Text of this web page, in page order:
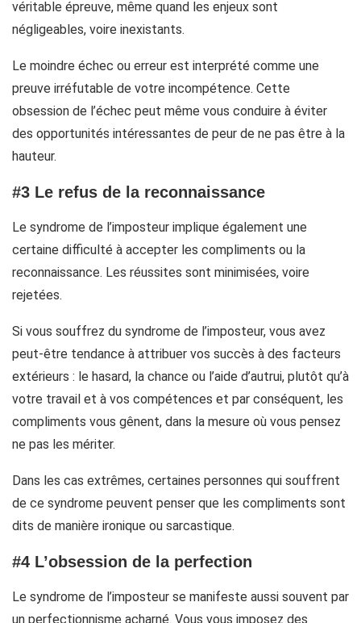
véritable épreuve, même quand les enjeux sont
négligeables, voire inexistants.
Le moindre échec ou erreur est interprété comme une
preuve irréfutable de votre incompétence. Cette
obsession de l’échec peut même vous conduire à éviter
des opportunités intéressantes de peur de ne pas être à la
hauteur.
#3 Le refus de la reconnaissance
Le syndrome de l’imposteur implique également une
certaine difficulté à accepter les compliments ou la
reconnaissance. Les réussites sont minimisées, voire
rejetées.
Si vous souffrez du syndrome de l’imposteur, vous avez
peut-être tendance à attribuer vos succès à des facteurs
extérieurs : le hasard, la chance ou l’aide d’autrui, plutôt qu’à
votre travail et à vos compétences et par conséquent, les
compliments vous gênent, dans la mesure où vous pensez
ne pas les mériter.
Dans les cas extrêmes, certaines personnes qui souffrent
de ce syndrome peuvent penser que les compliments sont
dits de manière ironique ou sarcastique.
#4 L’obsession de la perfection
Le syndrome de l’imposteur se manifeste aussi souvent par
un perfectionnisme acharné. Vous vous imposez des